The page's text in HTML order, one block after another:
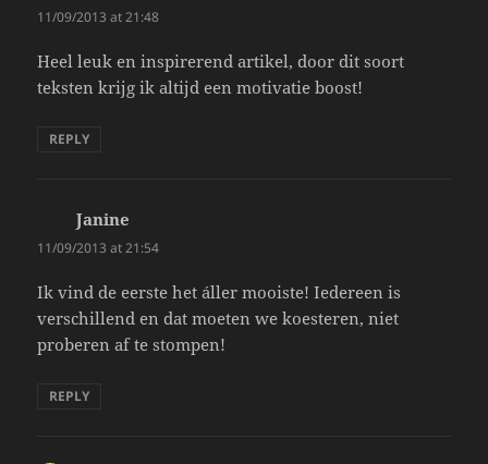
11/09/2013 at 21:48
Heel leuk en inspirerend artikel, door dit soort
teksten krijg ik altijd een motivatie boost!
REPLY
Janine
11/09/2013 at 21:54
Ik vind de eerste het áller mooiste! Iedereen is
verschillend en dat moeten we koesteren, niet
proberen af te stompen!
REPLY